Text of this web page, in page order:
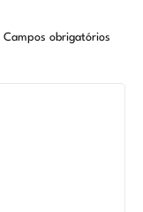
Campos obrigatórios